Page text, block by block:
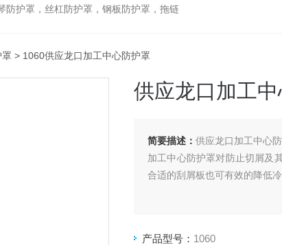
防护罩，丝杠防护罩，钢板防护罩，拖链
> 1060供应龙口加工中心防护罩
供应龙口加工
简要描述： 供应龙口加工中心
加工中心防护罩对防止切屑及
合适的刮屑板也可有效的降低冷
产品型号： 1060